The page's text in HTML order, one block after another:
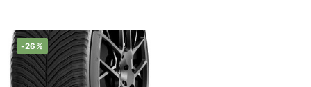
-26%